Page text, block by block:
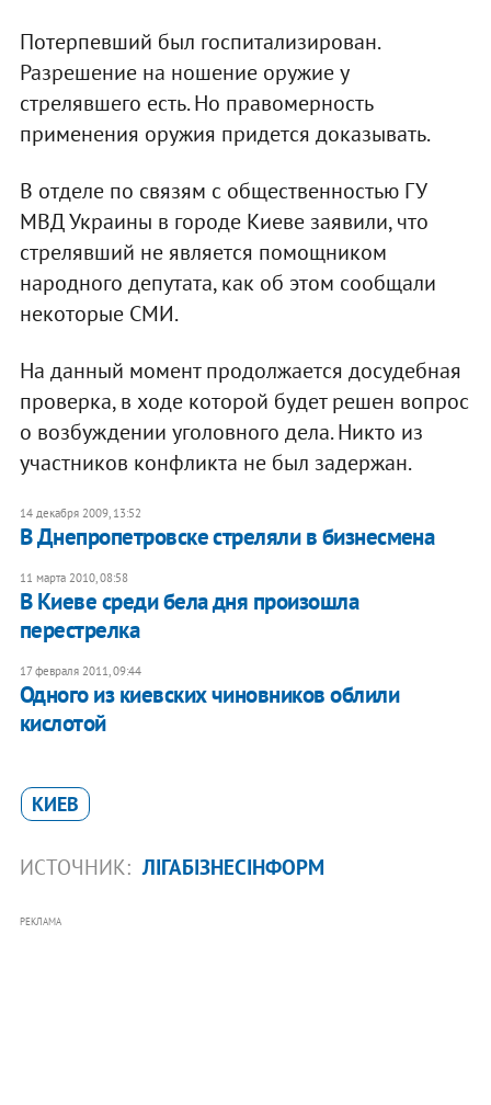
Потерпевший был госпитализирован.
Разрешение на ношение оружие у
стрелявшего есть. Но правомерность
применения оружия придется доказывать.
В отделе по связям с общественностью ГУ
МВД Украины в городе Киеве заявили, что
стрелявший не является помощником
народного депутата, как об этом сообщали
некоторые СМИ.
На данный момент продолжается досудебная
проверка, в ходе которой будет решен вопрос
о возбуждении уголовного дела. Никто из
участников конфликта не был задержан.
14 декабря 2009, 13:52
В Днепропетровске стреляли в бизнесмена
11 марта 2010, 08:58
В Киеве среди бела дня произошла
перестрелка
17 февраля 2011, 09:44
Одного из киевских чиновников облили
кислотой​
КИЕВ
ИСТОЧНИК: ЛІГАБІЗНЕСІНФОРМ
РЕКЛАМА